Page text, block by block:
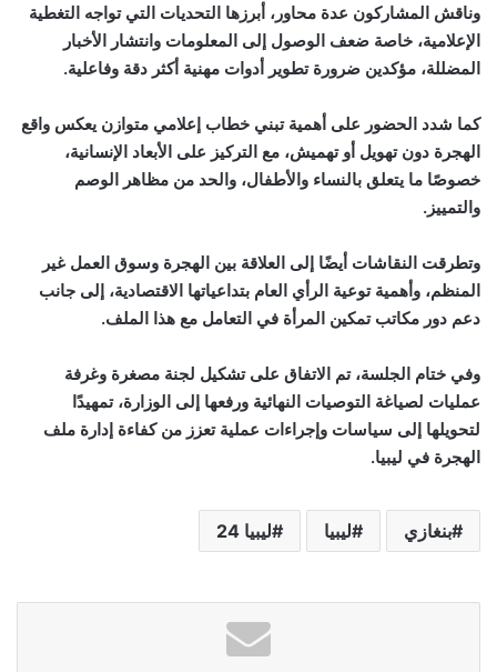
وناقش المشاركون عدة محاور، أبرزها التحديات التي تواجه التغطية
الإعلامية، خاصة ضعف الوصول إلى المعلومات وانتشار الأخبار
المضللة، مؤكدين ضرورة تطوير أدوات مهنية أكثر دقة وفاعلية.
كما شدد الحضور على أهمية تبني خطاب إعلامي متوازن يعكس واقع
الهجرة دون تهويل أو تهميش، مع التركيز على الأبعاد الإنسانية،
خصوصًا ما يتعلق بالنساء والأطفال، والحد من مظاهر الوصم
والتمييز .
وتطرقت النقاشات أيضًا إلى العلاقة بين الهجرة وسوق العمل غير
المنظم، وأهمية توعية الرأي العام بتداعياتها الاقتصادية، إلى جانب
دعم دور مكاتب تمكين المرأة في التعامل مع هذا الملف.
وفي ختام الجلسة، تم الاتفاق على تشكيل لجنة مصغرة وغرفة
عمليات لصياغة التوصيات النهائية ورفعها إلى الوزارة، تمهيدًا
لتحويلها إلى سياسات وإجراءات عملية تعزز من كفاءة إدارة ملف
الهجرة في ليبيا.
بنغازي ليبيا ليبيا 24